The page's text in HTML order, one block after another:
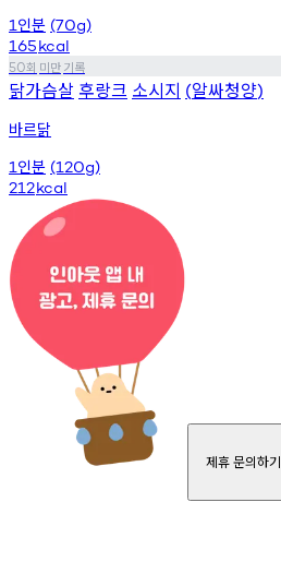
1 인분 (70g)
165kcal
50회 미만기록
닭가슴살 후랑크 소시지 (알싸청양)
바르닭
1 인분 (120g)
212kcal
제휴 문의하기